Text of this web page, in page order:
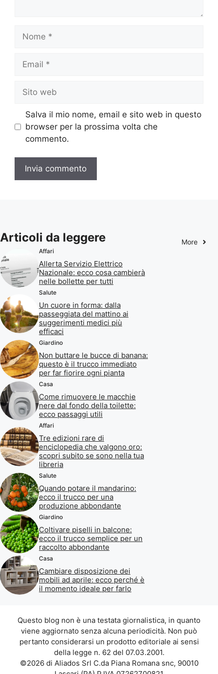
web
Salva il mio nome, email e sito web in questo
browser per la prossima volta che
commento.
Articoli da leggere More
Affari
Allerta Servizio Elettrico
Nazionale: ecco cosa cambierà
nelle bollette per tutti
Salute
Un cuore in forma: dalla
passeggiata del mattino ai
suggerimenti medici più
efficaci
Giardino
Non buttare le bucce di banana:
questo è il trucco immediato
per far fiorire ogni pianta
Casa
Come rimuovere le macchie
nere dal fondo della toilette:
ecco passaggi utili
Affari
Tre edizioni rare di
enciclopedia che valgono oro:
scopri subito se sono nella tua
libreria
Salute
Quando potare il mandarino:
ecco il trucco per una
produzione abbondante
Giardino
Coltivare piselli in balcone:
ecco il trucco semplice per un
raccolto abbondante
Casa
Cambiare disposizione dei
mobili ad aprile: ecco perché è
il momento ideale per farlo
Questo blog non è una testata giornalistica, in quanto
viene aggiornato senza alcuna periodicità. Non può
pertanto considerarsi un prodotto editoriale ai sensi
della legge n. 62 del 07.03.2001.
©2026 di Aliados Srl C.da Piana Romana snc, 90010